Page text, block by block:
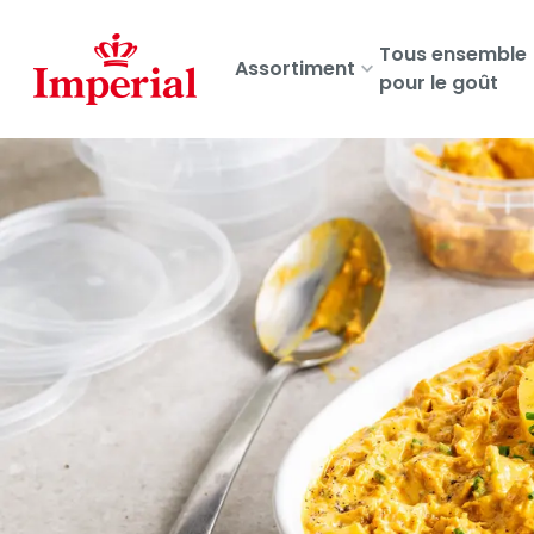
main
content
Assortiment
Tous ensemble
pour le goût